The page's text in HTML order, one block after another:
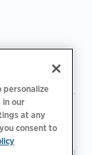
privacy
|
Codice di
personalize
in our
at any
consent to